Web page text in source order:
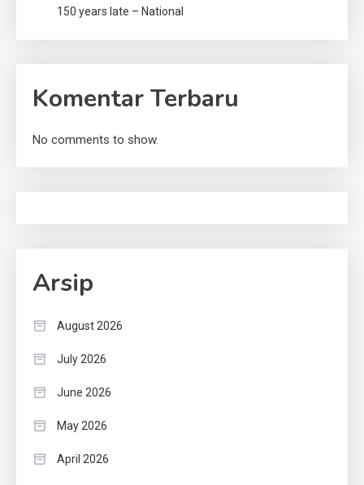
150 years late – National
Komentar Terbaru
No comments to show.
Arsip
August 2026
July 2026
June 2026
May 2026
April 2026